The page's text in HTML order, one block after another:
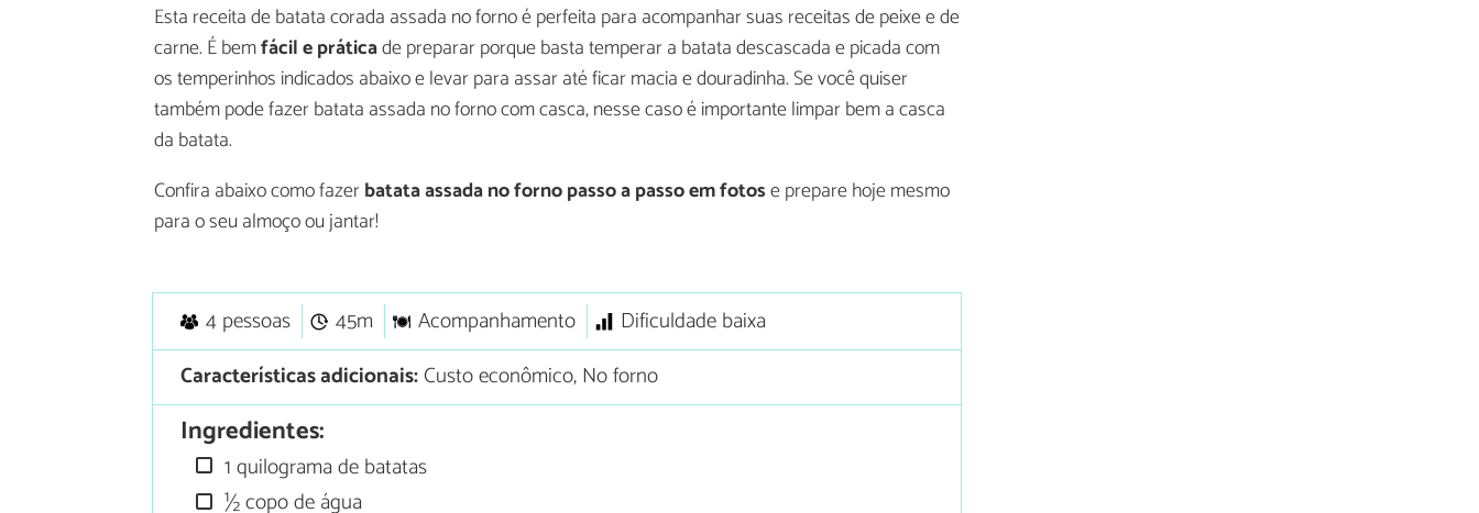
Esta receita de batata corada assada no forno é perfeita para acompanhar suas receitas de peixe e de
carne. É bemfácil e práticade preparar porque basta temperar a batata descascada e picada com
os temperinhos indicados abaixo e levar para assar até ficar macia e douradinha. Se você quiser
também pode fazer batata assada no forno com casca, nesse caso é importante limpar bem a casca
da batata.
Confira abaixo como fazerbatata assada no forno passo a passo em fotose prepare hoje mesmo
para o seu almoço ou jantar!
4 pessoas 45m Acompanhamento
Dificuldade baixa
Características adicionais:Custo econômico, No forno
Ingredientes:
1 quilograma de batatas
½ copo de água